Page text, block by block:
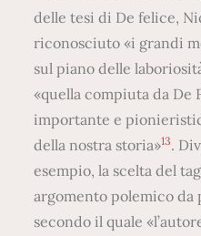
delle tesi di De felice,
riconosciuto «i grandi
sul piano delle
«quella compiuta da De
importante e
della nostra storia»13.
esempio, la scelta del
argomento polemico da
secondo il quale